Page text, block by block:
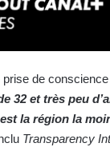
de
32 et très peu
la région la
Transparency